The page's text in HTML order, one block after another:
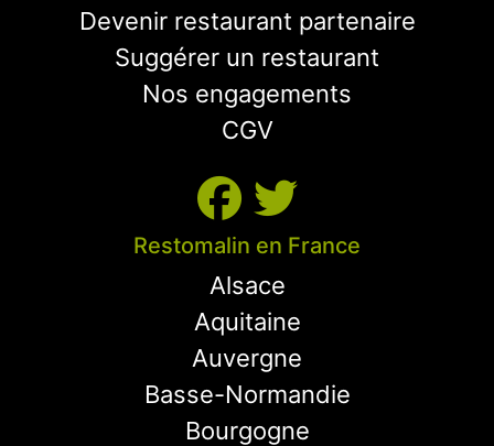
Devenir restaurant partenaire
Suggérer un restaurant
Nos engagements
CGV
Restomalin en France
Alsace
Aquitaine
Auvergne
Basse-Normandie
Bourgogne